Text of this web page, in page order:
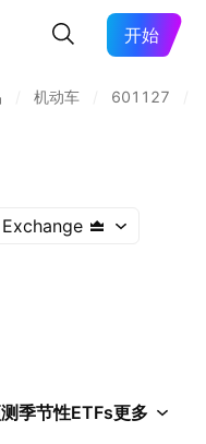
开始
机动车 601127
季节性ETFs更多